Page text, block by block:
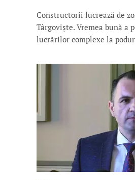
Constructorii lucrează de
Târgoviște. Vremea bună a
lucrărilor complexe la